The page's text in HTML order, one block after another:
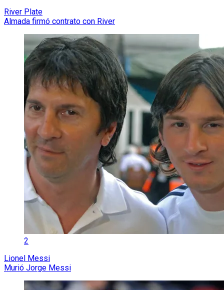
River Plate
Almada firmó contrato con River
2
Lionel Messi
Murió Jorge Messi